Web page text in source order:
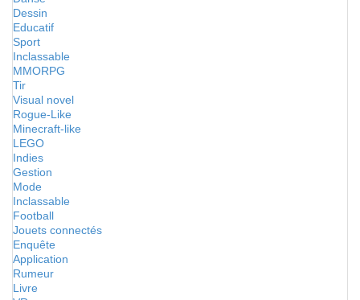
Dessin
Educatif
Sport
Inclassable
MMORPG
Tir
Visual novel
Rogue-Like
Minecraft-like
LEGO
Indies
Gestion
Mode
Inclassable
Football
Jouets connectés
Enquête
Application
Rumeur
Livre